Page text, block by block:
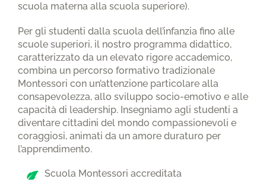
scuola materna alla scuola superiore).
Per gli studenti dalla scuola dell’infanzia fino alle
scuole superiori, il nostro programma didattico,
caratterizzato da un elevato rigore accademico,
combina un percorso formativo tradizionale
Montessori con un’attenzione particolare alla
consapevolezza, allo sviluppo socio-emotivo e alle
capacità di leadership. Insegniamo agli studenti a
diventare cittadini del mondo compassionevoli e
coraggiosi, animati da un amore duraturo per
l’apprendimento.
Scuola Montessori accreditata